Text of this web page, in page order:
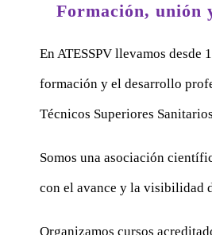
Formación, unión
En ATESSPV llevamos desde
formación y el desarrollo
Técnicos Superiores
Somos una asociación
con el avance y la visibilidad
Organizamos cursos